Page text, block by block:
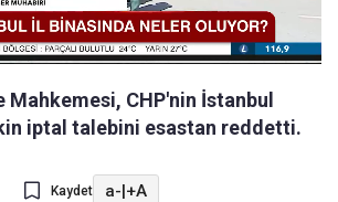
Mahkemesi, CHP'nin İstanbul
iptal talebini esastan reddetti.
Kaydet a-|+A